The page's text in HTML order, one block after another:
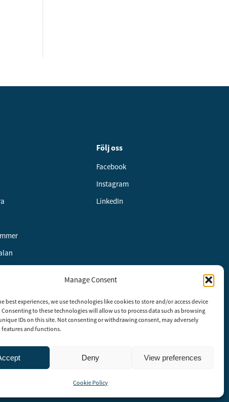
Manage Consent
best experiences, we use technologies like cookies to store and/or access device
to these technologies will allow us to process data such as browsing
IDs on this site. Not consenting or withdrawing consent, may adversely
features and functions.
Deny View preferences
Cookie Policy
Följ oss
Facebook
Instagram
LinkedIn
består av representanter från branschens ledande företag och